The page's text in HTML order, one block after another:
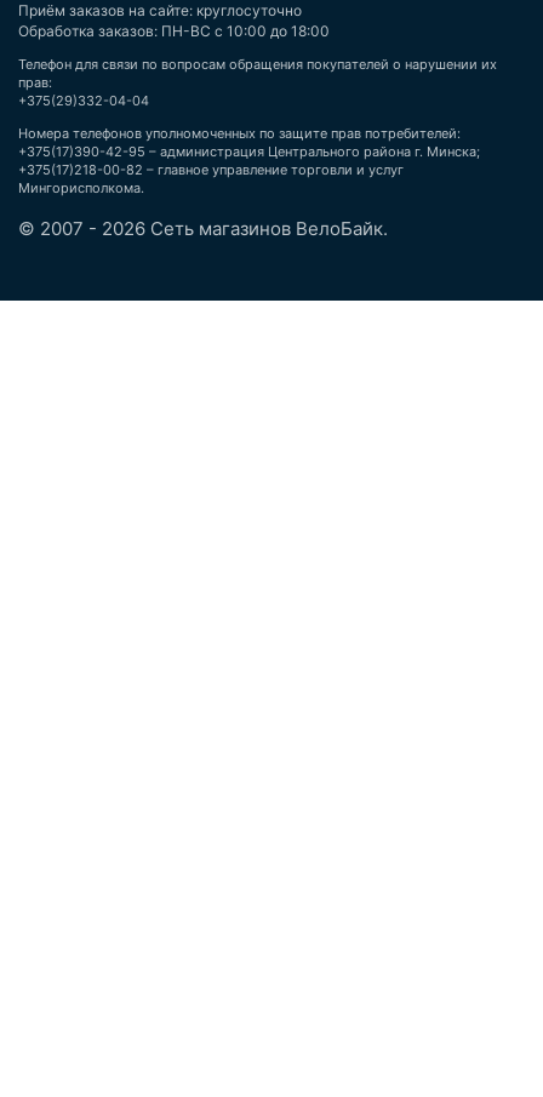
Приём заказов на сайте: круглосуточно
Обработка заказов: ПН-ВС с 10:00 до 18:00
Телефон для связи по вопросам обращения покупателей о нарушении их
прав:
+375(29)332-04-04
Номера телефонов уполномоченных по защите прав потребителей:
+375(17)390-42-95 – администрация Центрального района г. Минска;
+375(17)218-00-82 – главное управление торговли и услуг
Мингорисполкома.
© 2007 - 2026 Сеть магазинов ВелоБайк.